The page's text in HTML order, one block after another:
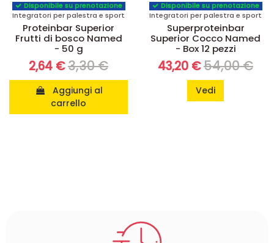
Disponibile su prenotazione
Integratori per palestra e sport
Proteinbar Superior
Frutti di bosco Named
- 50 g
2,64 €3,30 €
carrello
Disponibile su prenotazione
Integratori per palestra e sport
Superproteinbar
Superior Cocco Named
- Box 12 pezzi
43,20 €54,00 €
Vedi